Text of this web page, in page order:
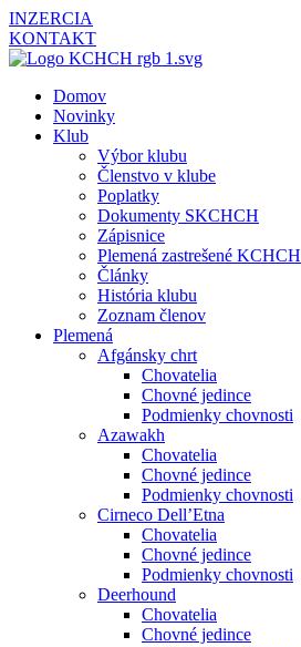
INZERCIA
KONTAKT
Domov
Novinky
Klub
Výbor klubu
Členstvo v klube
Poplatky
Dokumenty SKCHCH
Zápisnice
Plemená zastrešené KCHCH
Články
História klubu
Zoznam členov
Plemená
Afgánsky chrt
Chovatelia
Chovné jedince
Podmienky chovnosti
Azawakh
Chovatelia
Chovné jedince
Podmienky chovnosti
Cirneco Dell’Etna
Chovatelia
Chovné jedince
Podmienky chovnosti
Deerhound
Chovatelia
Chovné jedince